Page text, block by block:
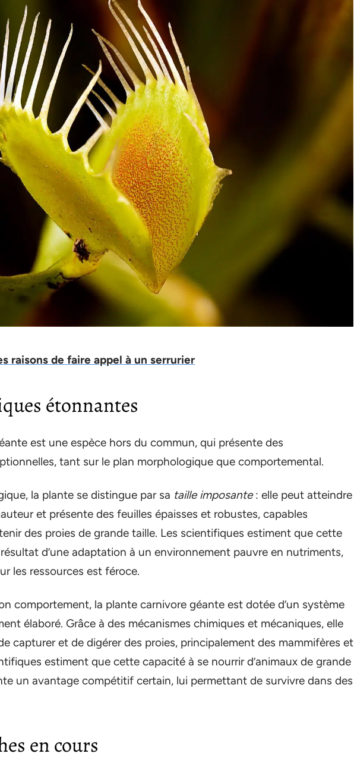
raisons de faire appel à un serrurier
étonnantes
est une espèce hors du commun, qui présente des
tant sur le plan morphologique que comportemental.
la plante se distingue par sa taille imposante: elle peut atteindre
et présente des feuilles épaisses et robustes, capables
des proies de grande taille. Les scientifiques estiment que cette
d’une adaptation à un environnement pauvre en nutriments,
les ressources est féroce.
comportement, la plante carnivore géante est dotée d’un système
élaboré. Grâce à des mécanismes chimiques et mécaniques, elle
capturer et de digérer des proies, principalement des mammifères et
estiment que cette capacité à se nourrir d’animaux de grande
un avantage compétitif certain, lui permettant de survivre dans des
en cours